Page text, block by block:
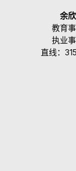
余
教育
执业
直线：